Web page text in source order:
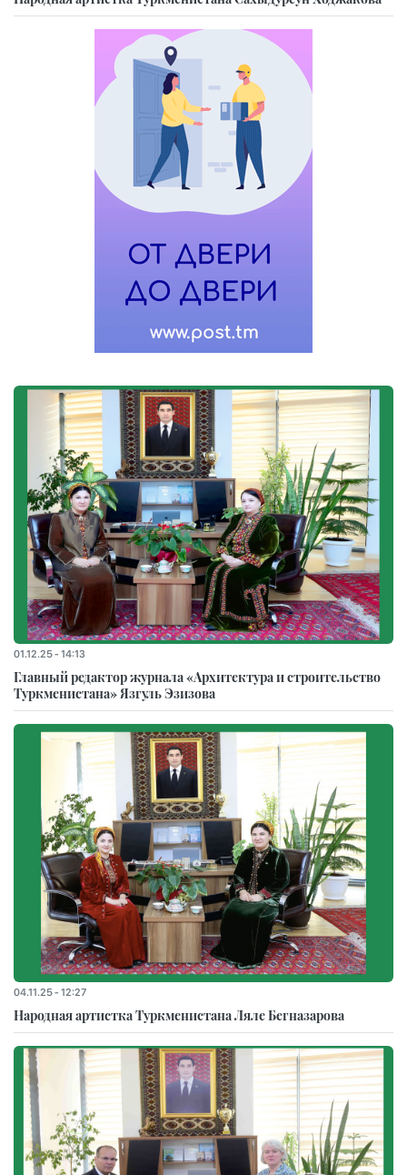
01.12.25 - 14:13
Главный редактор журнала «Архитектура и строительство
Туркменистана» Язгуль Эзизова
04.11.25 - 12:27
Народная артистка Туркменистана Ляле Бегназарова